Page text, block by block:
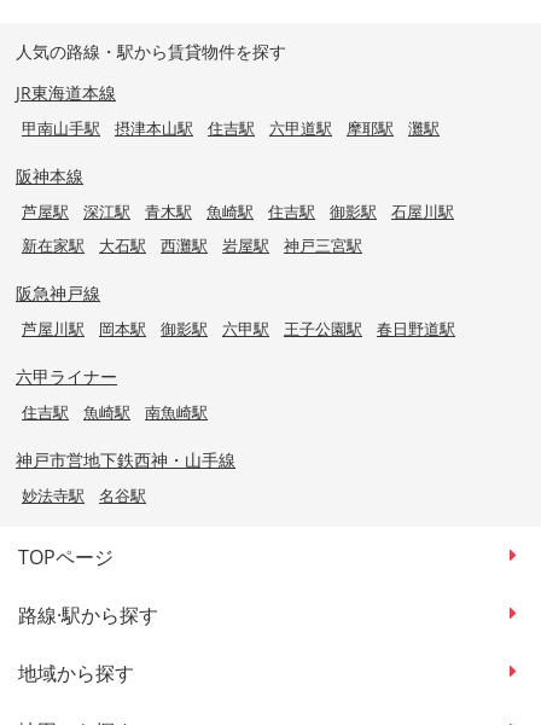
人気の路線・駅から賃貸物件を探す
JR東海道本線
甲南山手駅 摂津本山駅 住吉駅 六甲道駅 摩耶駅 灘駅
阪神本線
芦屋駅 深江駅 青木駅 魚崎駅 住吉駅 御影駅
石屋川駅
新在家駅
大石駅 西灘駅 岩屋駅 神戸三宮駅
阪急神戸線
芦屋川駅 岡本駅 御影駅 六甲駅 王子公園駅 春日野道駅
六甲ライナー
住吉駅 魚崎駅 南魚崎駅
神戸市営地下鉄西神・山手線
妙法寺駅 名谷駅
TOPページ
路線·駅から探す
地域から探す